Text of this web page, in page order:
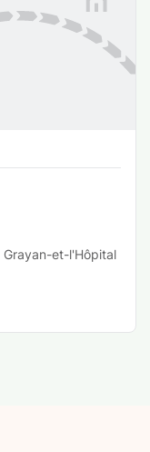
Grayan-et-l'Hôpital